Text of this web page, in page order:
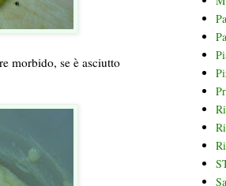
morbido, se è asciutto